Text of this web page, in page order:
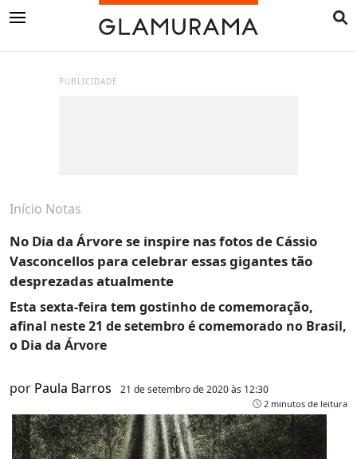
PUBLICIDADE
Início Notas
No Dia da Árvore se inspire nas fotos de Cássio
Vasconcellos para celebrar essas gigantes tão
desprezadas atualmente
Esta sexta-feira tem gostinho de comemoração,
afinal neste 21 de setembro é comemorado no Brasil,
o Dia da Árvore
por Paula Barros 21 de setembro de 2020 às 12:30
2 minutos de leitura